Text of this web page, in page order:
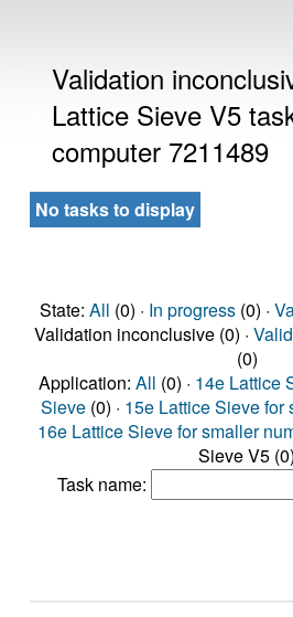
Validation
Lattice Sieve V5
computer 7211489
No tasks to display
State: All (0) · In progress(0) ·
Validation inconclusive (0) · Valid
(0)
Application: All (0) · 14e Lattice
Sieve (0) · 15e Lattice Sieve for
16e Lattice Sieve for smaller
Sieve V5 (0)
Task name: